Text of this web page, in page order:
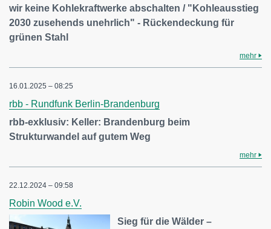
wir keine Kohlekraftwerke abschalten / "Kohleausstieg
2030 zusehends unehrlich" - Rückendeckung für
grünen Stahl
mehr
16.01.2025 – 08:25
rbb - Rundfunk Berlin-Brandenburg
rbb-exklusiv: Keller: Brandenburg beim
Strukturwandel auf gutem Weg
mehr
22.12.2024 – 09:58
Robin Wood e.V.
Sieg für die Wälder –